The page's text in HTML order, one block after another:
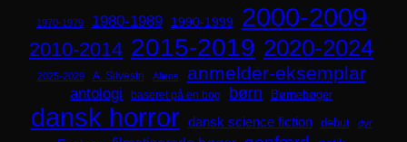
1970-1979 1980-1989 1990-1999 2000-2009
2010-2014 2015-2019 2020-2024
2025-2029 A. Silvestri Aliens anmelder-eksemplar
antologi baseret på en bog børn Børnebøger
dansk horror dansk science fiction debut dyr